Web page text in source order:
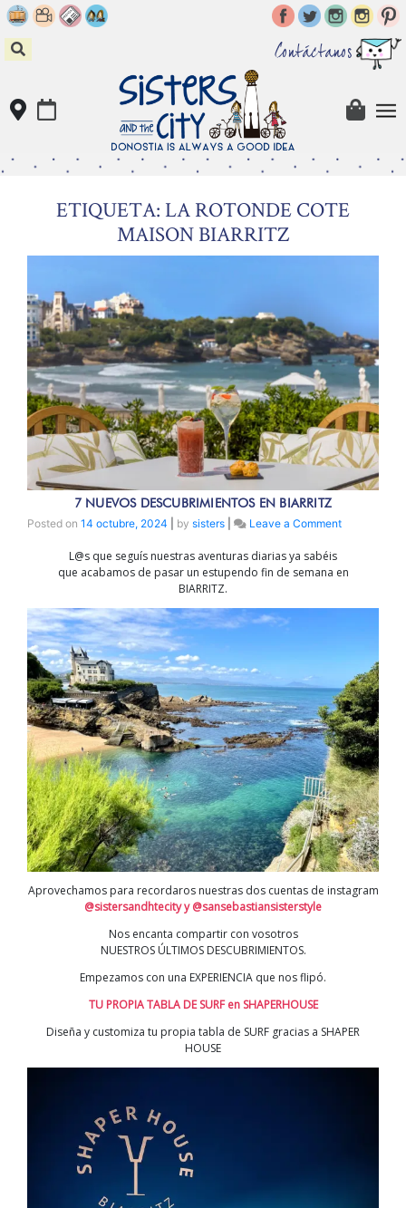
Skip
to
content
Contáctanos
ETIQUETA: LA ROTONDE COTE
MAISON BIARRITZ
7 NUEVOS DESCUBRIMIENTOS EN BIARRITZ
Posted on 14 octubre, 2024 by sisters Leave a Commenton
L@s que seguís nuestras aventuras diarias ya sabéis
que acabamos de pasar un estupendo fin de semana en
BIARRITZ.
Aprovechamos para recordaros nuestras dos cuentas de instagram
@sistersandhtecityy @sansebastiansisterstyle
Nos encanta compartir con vosotros
NUESTROS ÚLTIMOS DESCUBRIMIENTOS.
Empezamos con una EXPERIENCIA que nos flipó.
TU PROPIA TABLA DE SURF en SHAPERHOUSE
Diseña y customiza tu propia tabla de SURF gracias a SHAPER
HOUSE